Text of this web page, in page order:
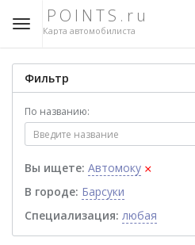
POINTS.ru
Карта автомобилиста
Фильтр
По названию:
Вы ищете: Автомоку ×
В городе: Барсуки
Специализация: любая